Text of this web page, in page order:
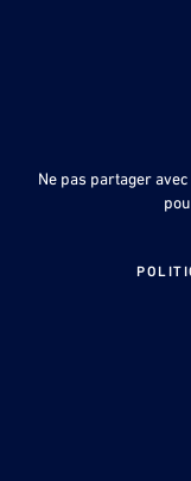
Ne pas partager